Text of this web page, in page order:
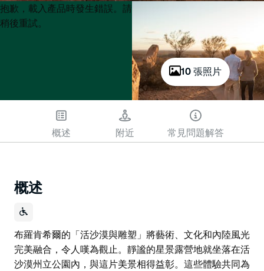
10 張照片
Product
List
Product
List
抱歉，載入產品時發生錯誤。請
稍後重試。
概述 附近 常見問題解答
概述
布羅肯希爾的「活沙漠與雕塑」將藝術、文化和內陸風光
完美融合，令人嘆為觀止。靜謐的星景露營地就坐落在活
沙漠州立公園內，與這片美景相得益彰。這些體驗共同為